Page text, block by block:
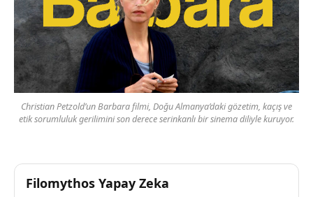
Christian Petzold’un Barbara filmi, Doğu Almanya’daki gözetim, kaçış ve
etik sorumluluk gerilimini son derece serinkanlı bir sinema diliyle kuruyor.
Filomythos Yapay Zeka